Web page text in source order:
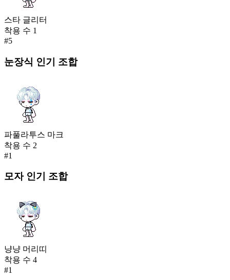
스타 글리터
착용 수 1
#5
눈장식 인기 조합
파풀라투스 마크
착용 수 2
#1
모자인기 조합
냥냥 머리띠
착용 수 4
#1